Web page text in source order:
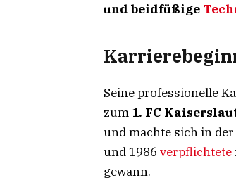
und beidfüßige
Seine professionelle
zum 1. FC
und machte sich in
und 1986 verpflichtete
gewann.